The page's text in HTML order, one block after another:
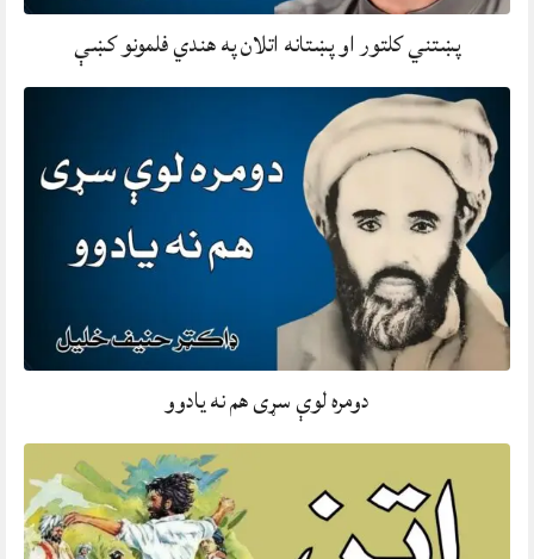
پښتني کلتور او پښتانه اتلان په هندي فلمونو کښې
دومره لوې سړی هم نه يادوو